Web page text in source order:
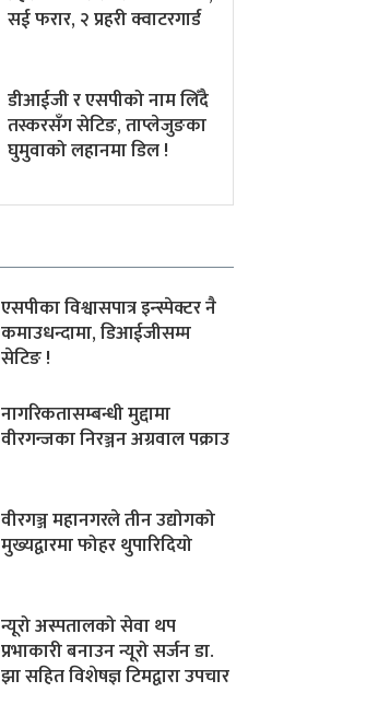
सई फरार, २ प्रहरी क्वाटरगार्ड
डीआईजी र एसपीको नाम लिँदै
तस्करसँग सेटिङ, ताप्लेजुङका
घुमुवाको लहानमा डिल !
एसपीका विश्वासपात्र इन्स्पेक्टर नै
कमाउधन्दामा, डिआईजीसम्म
सेटिङ !
नागरिकतासम्बन्धी मुद्दामा
वीरगन्जका निरञ्जन अग्रवाल पक्राउ
वीरगञ्ज महानगरले तीन उद्योगको
मुख्यद्वारमा फोहर थुपारिदियो
न्यूरो अस्पतालको सेवा थप
प्रभाकारी बनाउन न्यूरो सर्जन डा.
झा सहित विशेषज्ञ टिमद्वारा उपचार